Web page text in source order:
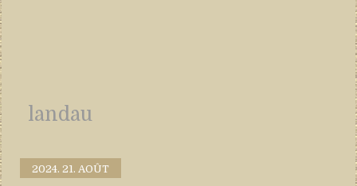
landau
2024. 21. AOÛT